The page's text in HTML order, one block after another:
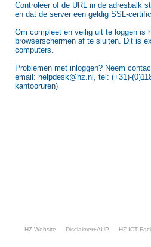
Controleer of de URL in de adresbalk
en dat de server een geldig SSL-
Om compleet en veilig uit te loggen is
browserschermen af te sluiten. Dit is
computers.
Problemen met inloggen? Neem
email: helpdesk@hz.nl, tel: (+31)-
kantooruren)
HZ Website Disclaimer+AUP HZ ICT